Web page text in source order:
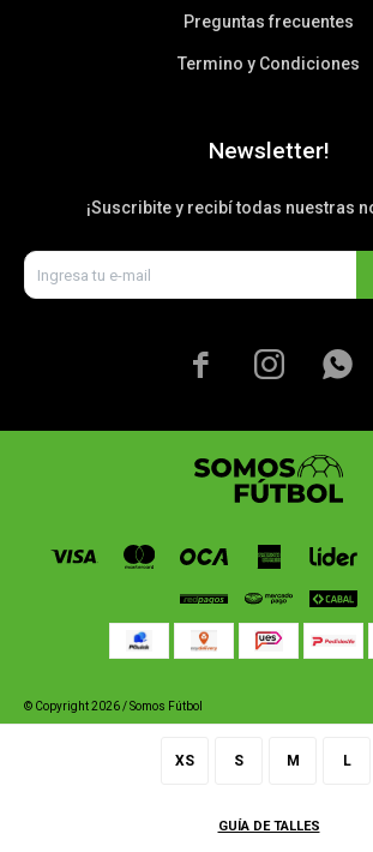
XS S M L
GUÍA DE TALLES
Preguntas frecuentes
Termino y Condiciones
Newsletter!
¡Suscribite y recibí todas nuestras
  
© Copyright 2026 / Somos Fútbol